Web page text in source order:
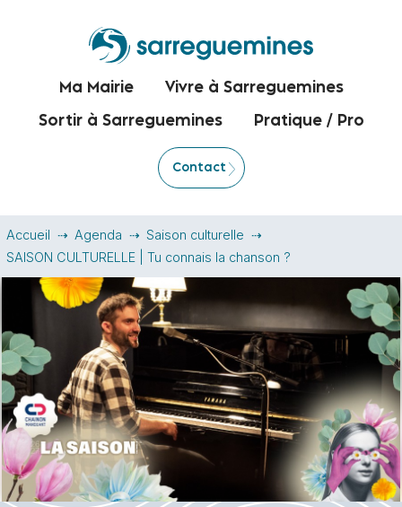
Ma Mairie Vivre à Sarreguemines
Sortir à Sarreguemines Pratique / Pro
Contact
Accueil Agenda
Saison culturelle
SAISON CULTURELLE | Tu connais la chanson ?